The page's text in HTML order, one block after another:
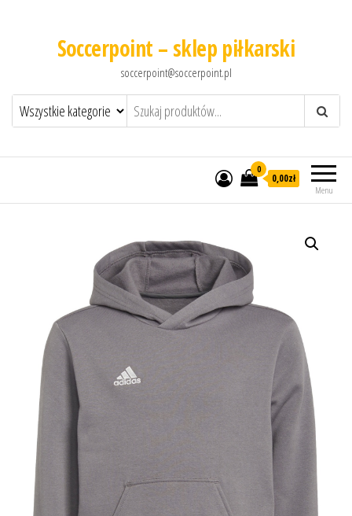
Soccerpoint – sklep piłkarski
soccerpoint@soccerpoint.pl
Menu
0
0,00zł